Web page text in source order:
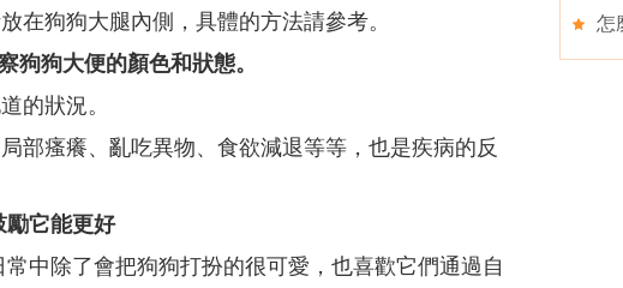
在狗狗大腿內側，具體的方法請參考。
狗狗大便的顏色和狀態。
的狀況。
部瘙癢、亂吃異物、食欲減退等等，也是疾病的反
勵它能更好
常中除了會把狗狗打扮的很可愛，也喜歡它們通過自